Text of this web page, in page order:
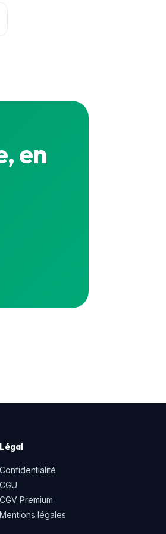
en
Légal
Confidentialité
CGU
CGV Premium
Mentions légales